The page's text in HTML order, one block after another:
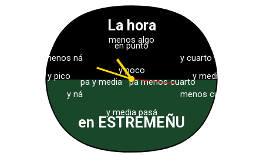
La hora
en ESTREMEÑU
en punto
y cuarto
y media
menos cuarto
y ná
y pico
menos ná
menos algo
pa menos cuarto
pa y media
y media pasá
y poco